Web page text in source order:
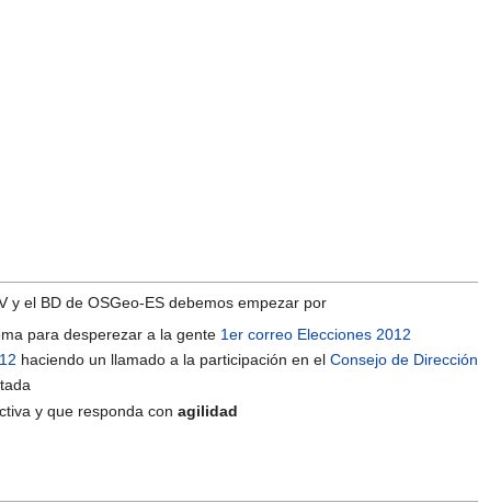
y el BD de OSGeo-ES debemos empezar por
para desperezar a la gente 1er correo Elecciones 2012
haciendo un llamado a la participación en el Consejo de Dirección
y que responda con agilidad